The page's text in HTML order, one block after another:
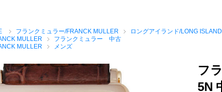
フランクミュラー/FRANCK MULLER
ロングアイランド/LONG ISLAND
MULLER
フランクミュラー 中古
MULLER
メンズ
フ
5N